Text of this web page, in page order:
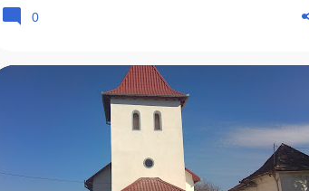
0
ARHIEPARHIA BISERICA ROMANA UNITA